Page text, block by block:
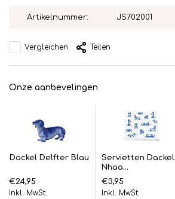
Artikelnummer: JS702001
Vergleichen Teilen
Onze aanbevelingen
Dackel Delfter Blau
€24,95
Inkl. MwSt.
Servietten Dackel
Nhaa...
€3,95
Inkl. MwSt.